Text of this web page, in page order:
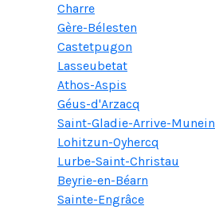
Charre
Gère-Bélesten
Castetpugon
Lasseubetat
Athos-Aspis
Géus-d'Arzacq
Saint-Gladie-Arrive-Munein
Lohitzun-Oyhercq
Lurbe-Saint-Christau
Beyrie-en-Béarn
Sainte-Engrâce